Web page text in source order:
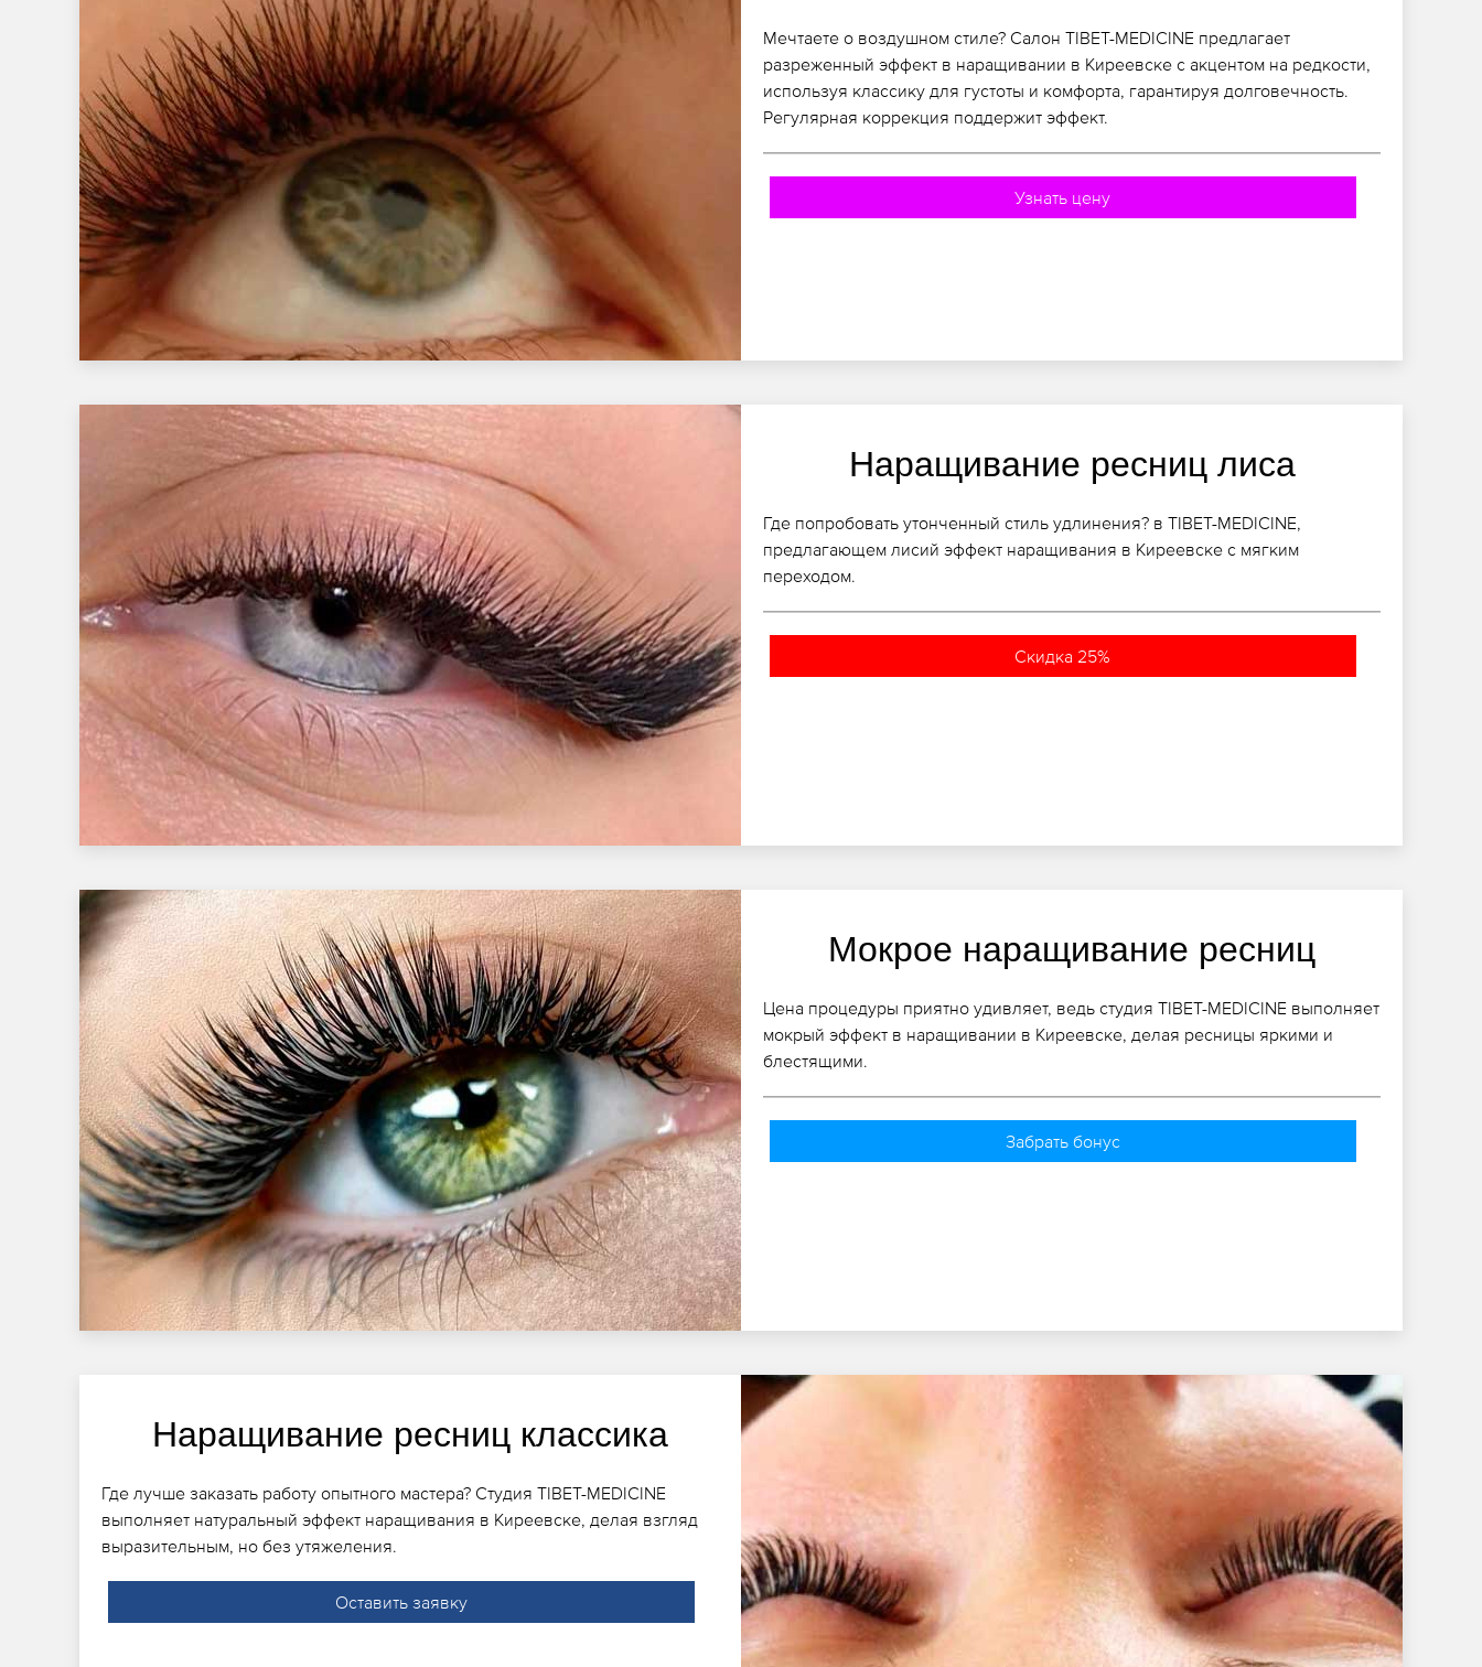
Мечтаете о воздушном стиле? Салон TIBET-MEDICINE предлагает
разреженный эффект в наращивании в Киреевске с акцентом на редкости,
используя классику для густоты и комфорта, гарантируя долговечность.
Регулярная коррекция поддержит эффект.
Узнать цену
Наращивание ресниц лиса
Где попробовать утонченный стиль удлинения? в TIBET-MEDICINE,
предлагающем лисий эффект наращивания в Киреевске с мягким
переходом.
Скидка 25%
Мокрое наращивание ресниц
Цена процедуры приятно удивляет, ведь студия TIBET-MEDICINE выполняет
мокрый эффект в наращивании в Киреевске, делая ресницы яркими и
блестящими.
Забрать бонус
Наращивание ресниц классика
Где лучше заказать работу опытного мастера? Студия TIBET-MEDICINE
выполняет натуральный эффект наращивания в Киреевске, делая взгляд
выразительным, но без утяжеления.
Оставить заявку